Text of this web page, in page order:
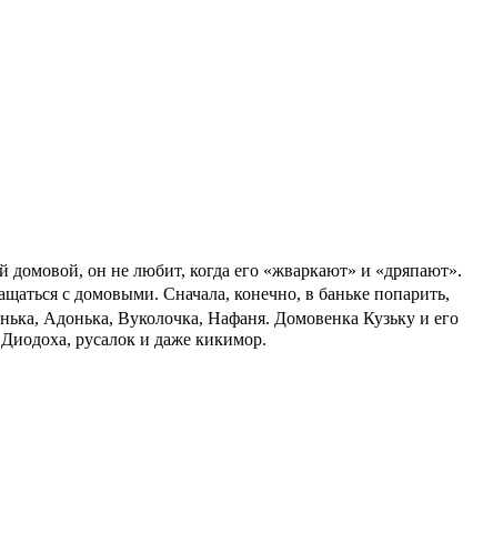
он не любит, когда его «жваркают» и «дряпают».
с домовыми. Сначала, конечно, в баньке попарить,
Адонька, Вуколочка, Нафаня. Домовенка Кузьку и его
русалок и даже кикимор.